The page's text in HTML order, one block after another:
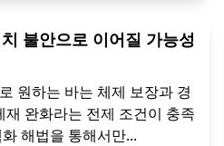
불안으로 이어질 가능성
원하는 바는 체제 보장과 경
완화라는 전제 조건이 충족
해법을 통해서만...